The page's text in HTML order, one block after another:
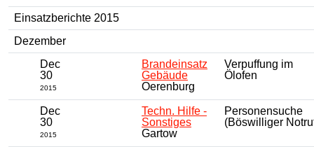
Einsatzberichte 2015
Dezember
Dec
30
2015
Brandeinsatz
Gebäude
Oerenburg
Verpuffung im
Ölofen
Dec
30
2015
Techn. Hilfe -
Sonstiges
Gartow
Personensuche
(Böswilliger